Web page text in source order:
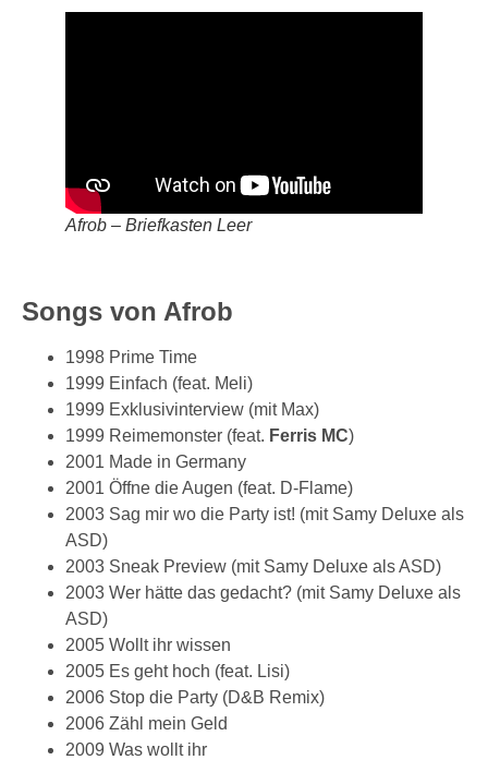
Afrob – Briefkasten Leer
Songs von Afrob
1998 Prime Time
1999 Einfach (feat. Meli)
1999 Exklusivinterview (mit Max)
1999 Reimemonster (feat. Ferris MC)
2001 Made in Germany
2001 Öffne die Augen (feat. D-Flame)
2003 Sag mir wo die Party ist! (mit Samy Deluxe als
ASD)
2003 Sneak Preview (mit Samy Deluxe als ASD)
2003 Wer hätte das gedacht? (mit Samy Deluxe als
ASD)
2005 Wollt ihr wissen
2005 Es geht hoch (feat. Lisi)
2006 Stop die Party (D&B Remix)
2006 Zähl mein Geld
2009 Was wollt ihr